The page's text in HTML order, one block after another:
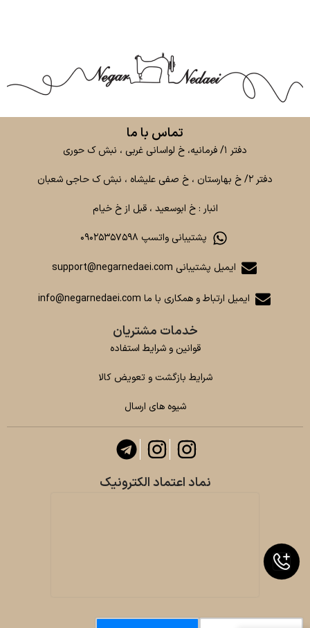
تماس با ما
دفتر ۱/ فرمانیه، خ لواسانی غربی ، نبش ک حوری
دفتر ۲/ خ بهارستان ، خ صفی علیشاه ، نبش ک حاجی شعبان
انبار : خ ابوسعید ، قبل از خ خیام
پشتیبانی واتسپ ۰۹۰۲۵۳۵۷۵۹۸
ایمیل پشتیبانی support@negarnedaei.com
ایمیل ارتباط و همکاری با ما info@negarnedaei.com
خدمات مشتریان
قوانین و شرایط استفاده
شرایط بازگشت و تعویض کالا
شیوه های ارسال
نماد اعتماد الکترونیک